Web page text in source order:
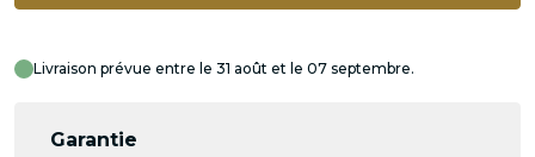
Livraison prévue entre le 31 août et le 07 septembre.
Garantie